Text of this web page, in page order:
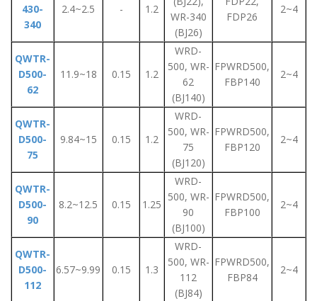
430-
340
2.4~2.5 - 1.2
WR-340
(BJ26)
FDP26
2~4
QWTR-
D500-
62
11.9~18 0.15 1.2
WRD-
500, WR-
62
(BJ140)
FPWRD500,
FBP140
2~4
QWTR-
D500-
75
9.84~15 0.15 1.2
WRD-
500, WR-
75
(BJ120)
FPWRD500,
FBP120
2~4
QWTR-
D500-
90
8.2~12.5 0.15 1.25
WRD-
500, WR-
90
(BJ100)
FPWRD500,
FBP100
2~4
QWTR-
D500-
112
6.57~9.99 0.15 1.3
WRD-
500, WR-
112
(BJ84)
FPWRD500,
FBP84
2~4